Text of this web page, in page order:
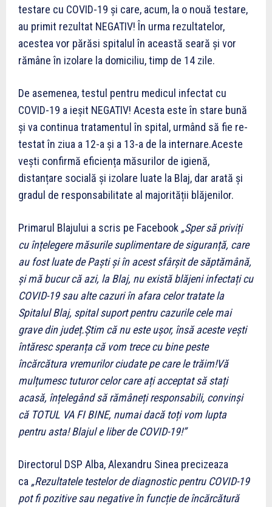
testare cu COVID-19 și care, acum, la o nouă testare,
au primit rezultat NEGATIV! În urma rezultatelor,
acestea vor părăsi spitalul în această seară și vor
rămâne în izolare la domiciliu, timp de 14 zile.
De asemenea, testul pentru medicul infectat cu
COVID-19 a ieșit NEGATIV! Acesta este în stare bună
și va continua tratamentul în spital, urmând să fie re-
testat în ziua a 12-a și a 13-a de la internare.Aceste
vești confirmă eficiența măsurilor de igienă,
distanțare socială și izolare luate la Blaj, dar arată și
gradul de responsabilitate al majorității blăjenilor.
Primarul Blajului a scris pe Facebook „Sper să priviți
cu înțelegere măsurile suplimentare de siguranță, care
au fost luate de Paști și în acest sfârșit de săptămână,
și mă bucur că azi, la Blaj, nu există blăjeni infectați cu
COVID-19 sau alte cazuri în afara celor tratate la
Spitalul Blaj, spital suport pentru cazurile cele mai
grave din județ.Știm că nu este ușor, însă aceste vești
întăresc speranța că vom trece cu bine peste
încărcătura vremurilor ciudate pe care le trăim!Vă
mulțumesc tuturor celor care ați acceptat să stați
acasă, înțelegând să rămâneți responsabili, convinși
că TOTUL VA FI BINE, numai dacă toți vom lupta
pentru asta! Blajul e liber de COVID-19!”
Directorul DSP Alba, Alexandru Sinea precizeaza
ca „Rezultatele testelor de diagnostic pentru COVID-19
pot fi pozitive sau negative în funcție de încărcătură